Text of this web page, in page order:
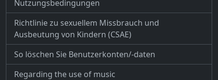
Nutzungsbedingungen
Richtlinie zu sexuellem Missbrauch und
Ausbeutung von Kindern (CSAE)
So löschen Sie Benutzerkonten/-daten
Regarding the use of music